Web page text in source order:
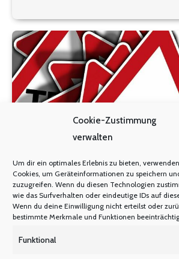
Cookie-Zustimmung
verwalten
Um dir ein optimales Erlebnis zu bieten,
Cookies, um Geräteinformationen zu speichern
zuzugreifen. Wenn du diesen Technologien
wie das Surfverhalten oder eindeutige IDs auf
Wenn du deine Einwilligung nicht erteilst oder
bestimmte Merkmale und Funktionen
Funktional
weiterführenden Schulen…
Scharfe Kritik am geplanten